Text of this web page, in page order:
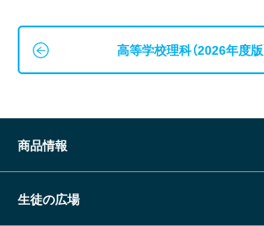
高等学校理科（2026年度版
商品情報
生徒の広場